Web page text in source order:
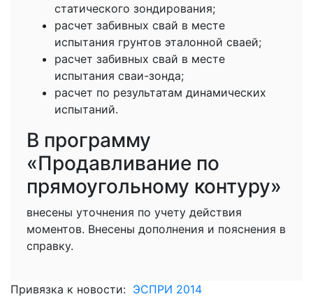
статического зондирования;
расчет забивных свай в месте
испытания грунтов эталонной сваей;
расчет забивных свай в месте
испытания сваи-зонда;
расчет по результатам динамических
испытаний.
В программу
«Продавливание по
прямоугольному контуру»
внесены уточнения по учету действия
моментов. Внесены дополнения и пояснения в
справку.
Привязка к новости: ЭСПРИ 2014